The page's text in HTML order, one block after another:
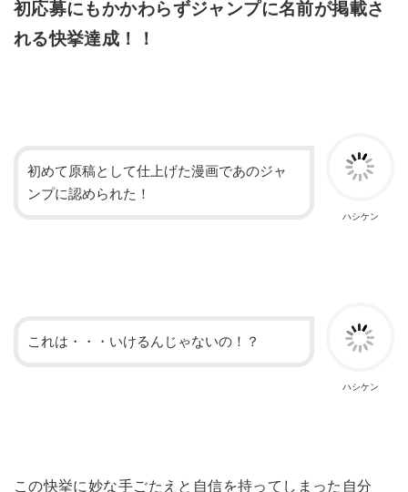
初応募にもかかわらずジャンプに名前が掲載さ
れる快挙達成！！
ハシケン
初めて原稿として仕上げた漫画であのジャ
ンプに認められた！
ハシケン
これは・・・いけるんじゃないの！？
この快挙に妙な手ごたえと自信を持ってしまった自分